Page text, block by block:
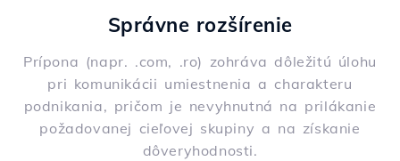
Správne rozšírenie
Prípona (napr. .com, .ro) zohráva dôležitú úlohu
pri komunikácii umiestnenia a charakteru
podnikania, pričom je nevyhnutná na prilákanie
požadovanej cieľovej skupiny a na získanie
dôveryhodnosti.